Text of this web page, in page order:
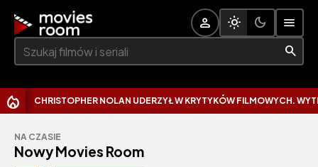
Szukaj:
CHRISTOPHER NOLAN UDERZYŁ W KRYTYKÓW FILMOWYCH.
NA CZASIE
Nowy Movies Room